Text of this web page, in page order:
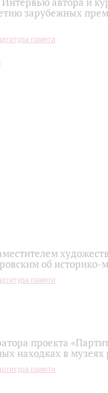
зарубежных
памяти
об
памяти
проекта
находках в музеях
памяти